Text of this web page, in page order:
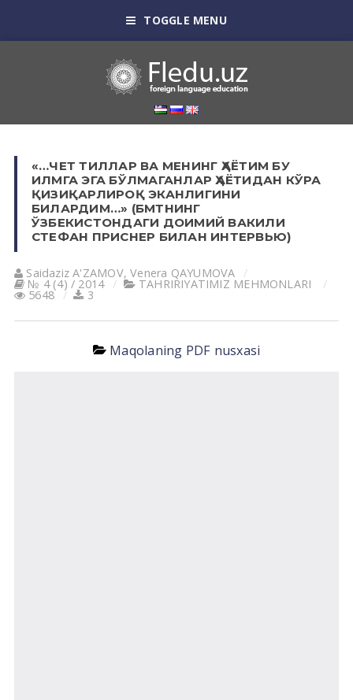
TOGGLE MENU
«…ЧЕТ ТИЛЛАР ВА МЕНИНГ ҲАЁТИМ БУ
ИЛМГА ЭГА БЎЛМАГАНЛАР ҲАЁТИДАН КЎРА
ҚИЗИҚАРЛИРОҚ ЭКАНЛИГИНИ
БИЛАРДИМ…» (БМТНИНГ
ЎЗБЕКИСТОНДАГИ ДОИМИЙ ВАКИЛИ
СТЕФАН ПРИСНЕР БИЛАН ИНТЕРВЬЮ)
Saidaziz А'ZАMOV,Venera QАYUMOVА
№ 4 (4) / 2014 TАHRIRIYATIMIZ MEHMONLАRI
5648 3
Maqolaning PDF nusxasi